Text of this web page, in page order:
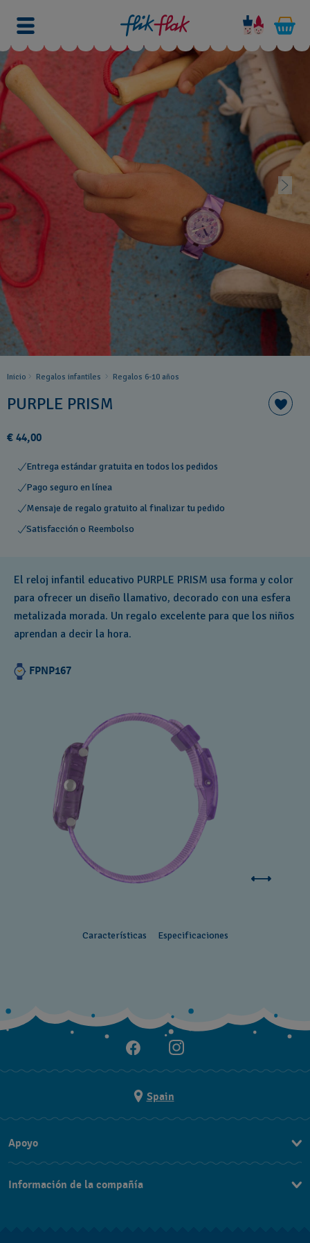
Inicio Regalos infantiles Regalos 6-10 años
PURPLE PRISM
€ 44,00
Entrega estándar gratuita en todos los pedidos
Pago seguro en línea
Mensaje de regalo gratuito al finalizar tu pedido
Satisfacción o Reembolso
El reloj infantil educativo PURPLE PRISM usa forma y color
para ofrecer un diseño llamativo, decorado con una esfera
metalizada morada. Un regalo excelente para que los niños
aprendan a decir la hora.
FPNP167
Características Especificaciones
Spain
Apoyo
Preguntas frecuentes
Información de la compañía